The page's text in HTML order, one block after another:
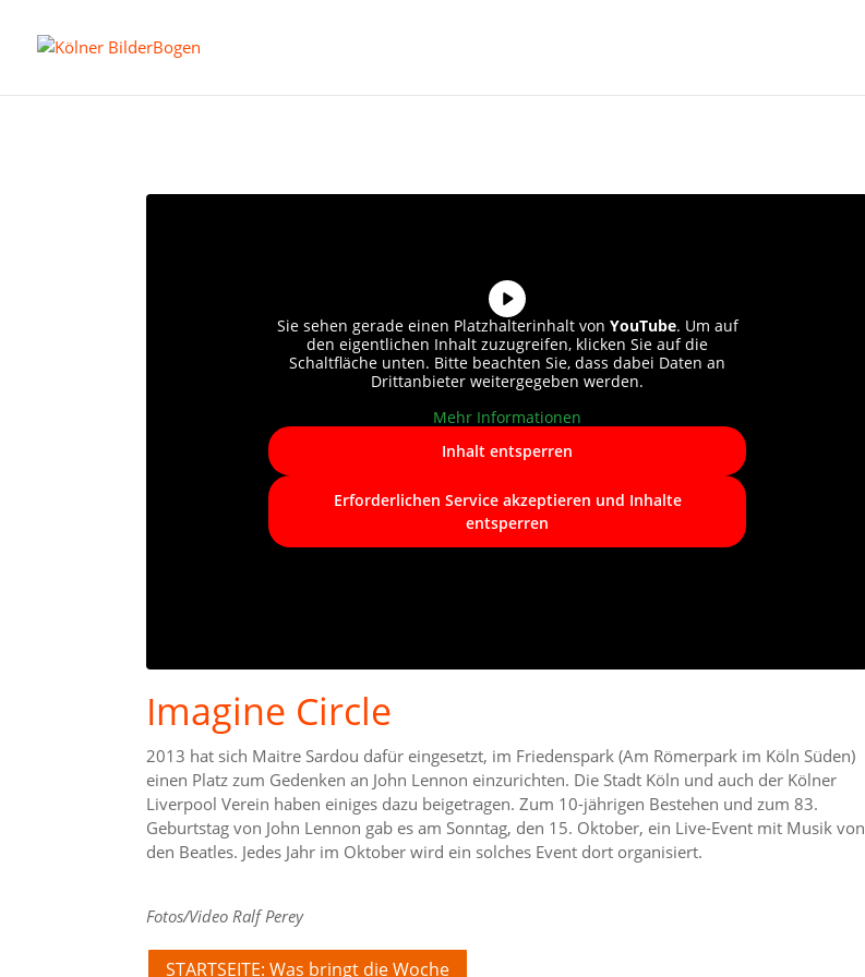
Sie sehen gerade einen Platzhalterinhalt von YouTube. Um auf
den eigentlichen Inhalt zuzugreifen, klicken Sie auf die
Schaltfläche unten. Bitte beachten Sie, dass dabei Daten an
Drittanbieter weitergegeben werden.
Mehr Informationen
Inhalt entsperren
Erforderlichen Service akzeptieren und Inhalte
entsperren
Imagine Circle
2013 hat sich Maitre Sardou dafür eingesetzt, im Friedenspark (Am Römerpark im Köln Süden)
einen Platz zum Gedenken an John Lennon einzurichten. Die Stadt Köln und auch der Kölner
Liverpool Verein haben einiges dazu beigetragen. Zum 10-jährigen Bestehen und zum 83.
Geburtstag von John Lennon gab es am Sonntag, den 15. Oktober, ein Live-Event mit Musik von
den Beatles. Jedes Jahr im Oktober wird ein solches Event dort organisiert.
Fotos/Video Ralf Perey
STARTSEITE: Was bringt die Woche